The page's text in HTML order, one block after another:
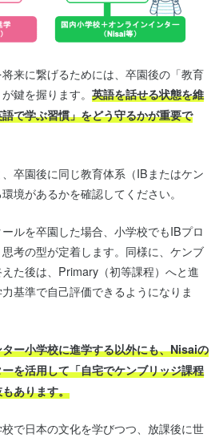
来に繋げるためには、卒園後の「教育
鍵を握ります。 英語を話せる状態を維
で学ぶ習慣」をどう守るかが重要で
卒園後に同じ教育体系（IBまたはケン
境があるかを確認してください。
ルを卒園した場合、小学校でもIBプロ
考の型が定着します。同様に、ケンブ
た後は、Primary（初等課程）へと進
基準で自己評価できるようになりま
ー小学校に進学する以外にも、Nisaiの
を活用して「自宅でケンブリッジ課程
あります。
で日本の文化を学びつつ、放課後に世